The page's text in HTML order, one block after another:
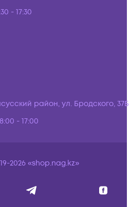
- 17:30
район, ул. Бродского, 37Б
- 17:00
2026 «shop.nag.kz»